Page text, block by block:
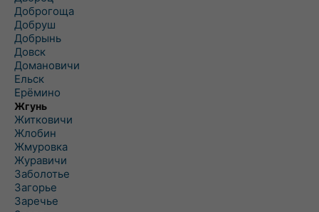
Доброгоща
Добруш
Добрынь
Довск
Домановичи
Ельск
Ерёмино
Жгунь
Житковичи
Жлобин
Жмуровка
Журавичи
Заболотье
Загорье
Заречье